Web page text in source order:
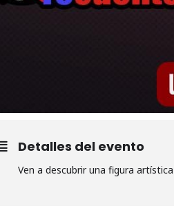
Detalles del evento
Ven a descubrir una figura